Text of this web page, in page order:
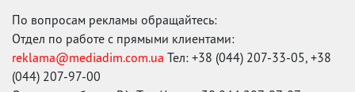
По вопросам рекламы обращайтесь:
Отдел по работе с прямыми клиентами:
reklama@mediadim.com.ua Тел: +38 (044) 207-33-05, +38
(044) 207-97-00